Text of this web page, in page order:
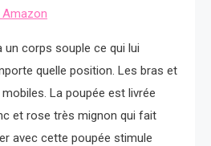
un corps souple ce qui lui
quelle position. Les bras et
La poupée est livrée
et rose très mignon qui fait
avec cette poupée stimule